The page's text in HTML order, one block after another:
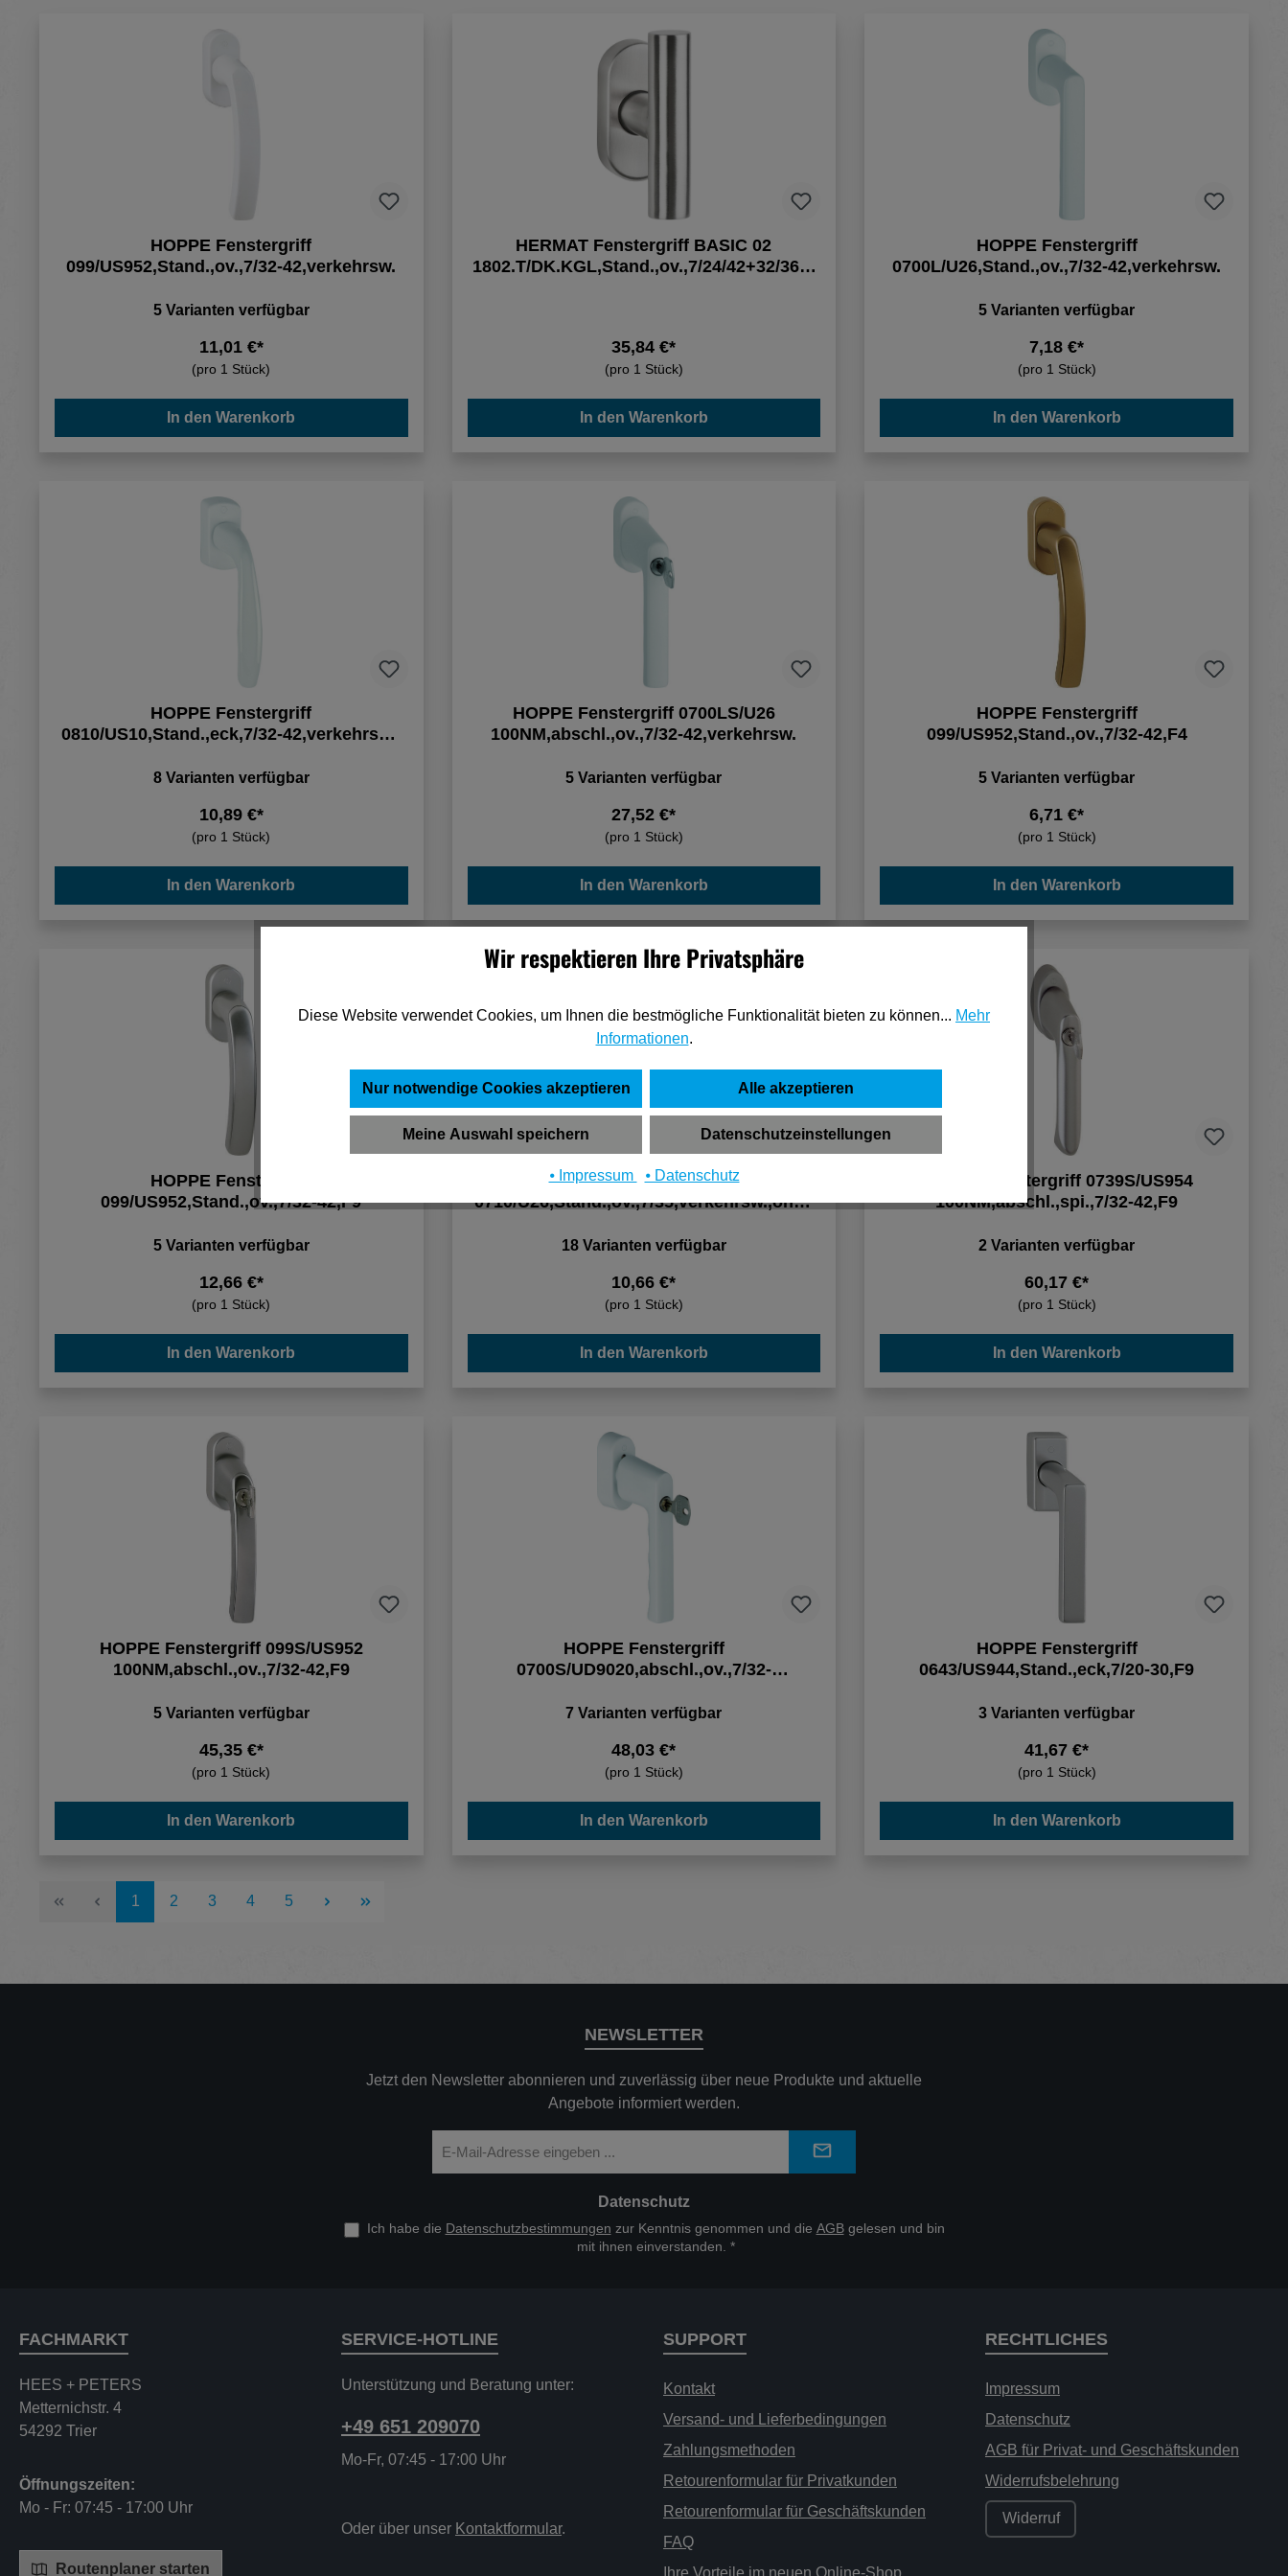
HOPPE Fenstergriff
099/US952,Stand.,ov.,7/32-42,verkehrsw.
5 Varianten verfügbar
11,01 €*
(pro 1 Stück)
In den Warenkorb
HERMAT Fenstergriff BASIC 02
1802.T/DK.KGL,Stand.,ov.,7/24/42+32/36,E
35,84 €*
(pro 1 Stück)
In den Warenkorb
HOPPE Fenstergriff
0700L/U26,Stand.,ov.,7/32-42,verkehrsw.
5 Varianten verfügbar
7,18 €*
(pro 1 Stück)
In den Warenkorb
HOPPE Fenstergriff
0810/US10,Stand.,eck,7/32-42,verkehrsw.,
8 Varianten verfügbar
10,89 €*
(pro 1 Stück)
In den Warenkorb
HOPPE Fenstergriff 0700LS/U26
100NM,abschl.,ov.,7/32-42,verkehrsw.
5 Varianten verfügbar
27,52 €*
(pro 1 Stück)
In den Warenkorb
HOPPE Fenstergriff
099/US952,Stand.,ov.,7/32-42,F4
5 Varianten verfügbar
6,71 €*
(pro 1 Stück)
In den Warenkorb
HOPPE Fenstergriff
099/US952,Stand.,ov.,7/32-42,F9
5 Varianten verfügbar
12,66 €*
(pro 1 Stück)
In den Warenkorb
HOPPE Fenstergriff
0710/U26,Stand.,ov.,7/35,verkehrsw.,ohne
18 Varianten verfügbar
10,66 €*
(pro 1 Stück)
In den Warenkorb
HOPPE Fenstergriff 0739S/US954
100NM,abschl.,spi.,7/32-42,F9
2 Varianten verfügbar
60,17 €*
(pro 1 Stück)
In den Warenkorb
HOPPE Fenstergriff 099S/US952
100NM,abschl.,ov.,7/32-42,F9
5 Varianten verfügbar
45,35 €*
(pro 1 Stück)
In den Warenkorb
HOPPE Fenstergriff
0700S/UD9020,abschl.,ov.,7/32-
7 Varianten verfügbar
48,03 €*
(pro 1 Stück)
In den Warenkorb
HOPPE Fenstergriff
0643/US944,Stand.,eck,7/20-30,F9
3 Varianten verfügbar
41,67 €*
(pro 1 Stück)
In den Warenkorb
Seite
1 Seite
2 Seite
3 Seite
4 Seite
5
NEWSLETTER
Jetzt den Newsletter abonnieren und zuverlässig über neue Produkte und aktuelle
Angebote informiert werden.
Mail-
Adresse
Datenschutz
Ich habe die Datenschutzbestimmungen zur Kenntnis genommen und die AGBgelesen und bin
mit ihnen einverstanden. *
SERVICE-HOTLINE
Unterstützung und Beratung unter:
+49 651 209070
Mo-Fr, 07:45 - 17:00 Uhr
Oder über unser Kontaktformular.
SUPPORT
Kontakt
Versand- und Lieferbedingungen
Zahlungsmethoden
Retourenformular für Privatkunden
Retourenformular für Geschäftskunden
FAQ
Ihre Vorteile im neuen Online-Shop
RECHTLICHES
Impressum
Datenschutz
AGB für Privat- und Geschäftskunden
Widerrufsbelehrung
Widerruf
FACHMARKT
HEES + PETERS
Metternichstr. 4
54292 Trier
Öffnungszeiten:
Mo - Fr: 07:45 - 17:00 Uhr
Routenplaner starten
Wir respektieren Ihre Privatsphäre
Diese Website verwendet Cookies, um Ihnen die bestmögliche Funktionalität bieten zu können... Mehr
Informationen.
Nur notwendige Cookies akzeptieren Alle akzeptieren
Meine Auswahl speichern Datenschutzeinstellungen
⦁ Impressum ⦁ Datenschutz